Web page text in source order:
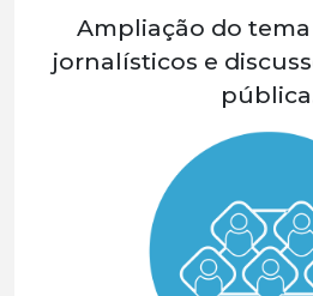
Ampliação do
jornalísticos e